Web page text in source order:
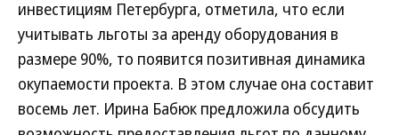
инвестициям Петербурга, отметила, что если
учитывать льготы за аренду оборудования в
размере 90%, то появится позитивная динамика
окупаемости проекта. В этом случае она составит
восемь лет. Ирина Бабюк предложила обсудить